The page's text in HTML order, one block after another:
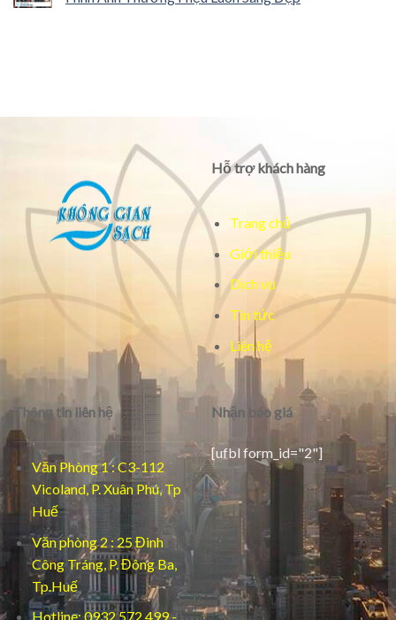
Hỗ trợ khách hàng
Trang chủ
Giới thiệu
Dịch vụ
Tin tức
Liên hệ
Thông tin liên hệ
Văn Phòng 1 : C3-112
Vicoland, P. Xuân Phú, Tp
Huế
Văn phòng 2 : 25 Đinh
Công Tráng, P. Đông Ba,
Tp.Huế
Hotline: 0932.572.499 -
Nhận báo giá
[ufbl form_id="2"]